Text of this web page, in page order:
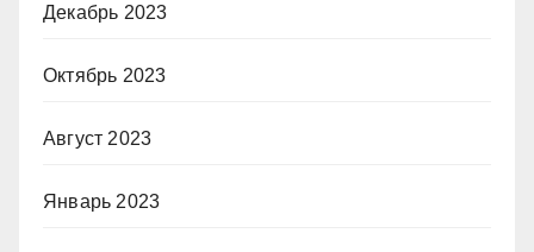
Декабрь 2023
Октябрь 2023
Август 2023
Январь 2023